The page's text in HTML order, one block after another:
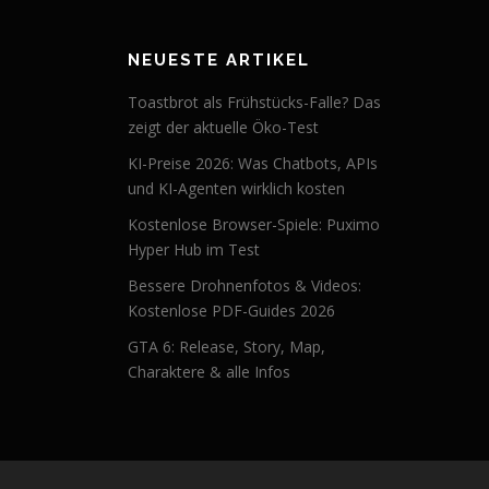
NEUESTE ARTIKEL
Toastbrot als Frühstücks-Falle? Das
zeigt der aktuelle Öko-Test
KI-Preise 2026: Was Chatbots, APIs
und KI-Agenten wirklich kosten
Kostenlose Browser-Spiele: Puximo
Hyper Hub im Test
Bessere Drohnenfotos & Videos:
Kostenlose PDF-Guides 2026
GTA 6: Release, Story, Map,
Charaktere & alle Infos